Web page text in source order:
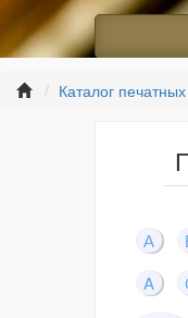
Каталог
А
A